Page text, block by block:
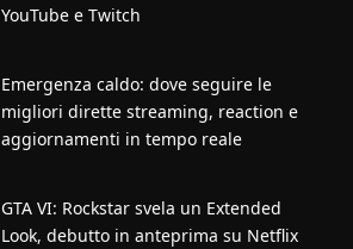
YouTube e Twitch
Emergenza caldo: dove seguire le
migliori dirette streaming, reaction e
aggiornamenti in tempo reale
GTA VI: Rockstar svela un Extended
Look, debutto in anteprima su Netflix